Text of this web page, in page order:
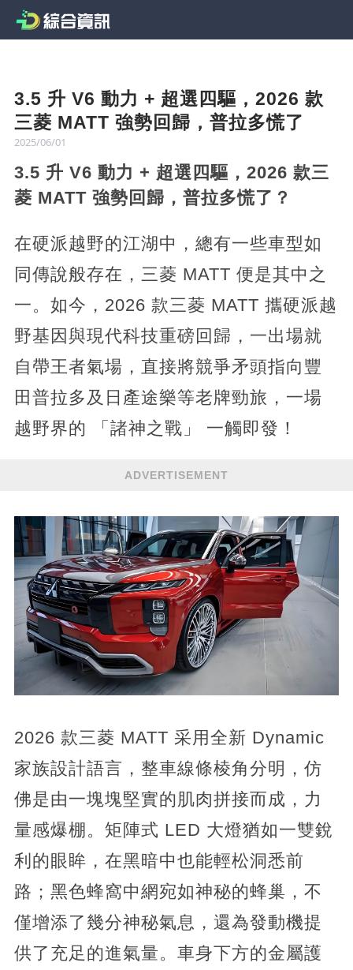
3.5 升 V6 動力 + 超選四驅，2026 款
三菱 MATT 強勢回歸，普拉多慌了
2025/06/01
3.5 升 V6 動力 + 超選四驅，2026 款三
菱 MATT 強勢回歸，普拉多慌了？
在硬派越野的江湖中，總有一些車型如
同傳說般存在，三菱 MATT 便是其中之
一。如今，2026 款三菱 MATT 攜硬派越
野基因與現代科技重磅回歸，一出場就
自帶王者氣場，直接將競爭矛頭指向豐
田普拉多及日產途樂等老牌勁旅，一場
越野界的 「諸神之戰」 一觸即發！
ADVERTISEMENT
2026 款三菱 MATT 采用全新 Dynamic
家族設計語言，整車線條棱角分明，仿
佛是由一塊塊堅實的肌肉拼接而成，力
量感爆棚。矩陣式 LED 大燈猶如一雙銳
利的眼眸，在黑暗中也能輕松洞悉前
路；黑色蜂窩中網宛如神秘的蜂巢，不
僅增添了幾分神秘氣息，還為發動機提
供了充足的進氣量。車身下方的金屬護